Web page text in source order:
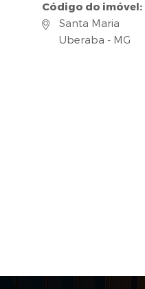
Código do imóvel:
Santa Maria
Uberaba - MG